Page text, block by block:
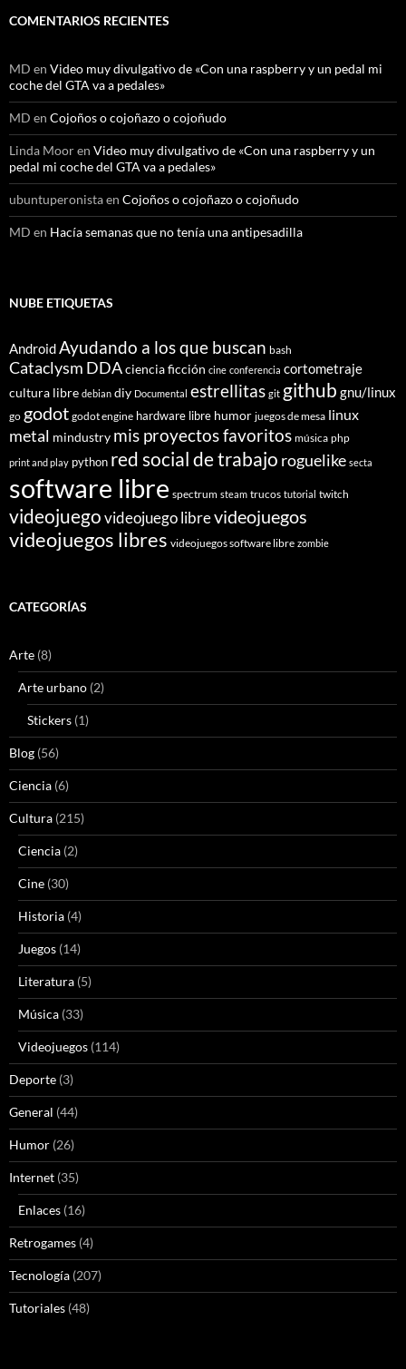
COMENTARIOS RECIENTES
MD en Video muy divulgativo de «Con una raspberry y un pedal mi
coche del GTA va a pedales»
MD en Cojoños o cojoñazo o cojoñudo
Linda Mooren Video muy divulgativo de «Con una raspberry y un
pedal mi coche del GTA va a pedales»
ubuntuperonistaen Cojoños o cojoñazo o cojoñudo
MD en Hacía semanas que no tenía una antipesadilla
NUBE ETIQUETAS
AndroidAyudando a los que buscan bash
Cataclysm DDAciencia ficción cine conferencia cortometraje
cultura libre debian diy Documental estrellitas git github gnu/linux
go godot godot engine hardware libre humor juegos de mesa linux
metal mindustry mis proyectos favoritos música php
print and play python red social de trabajo roguelike secta
software libre spectrum steam trucos tutorial twitch
videojuegovideojuego librevideojuegos
videojuegos libres videojuegos software libre zombie
CATEGORÍAS
Arte (8)
Arte urbano (2)
Stickers (1)
Blog (56)
Ciencia (6)
Cultura (215)
Ciencia (2)
Cine (30)
Historia (4)
Juegos (14)
Literatura (5)
Música (33)
Videojuegos (114)
Deporte (3)
General (44)
Humor (26)
Internet (35)
Enlaces (16)
Retrogames (4)
Tecnología (207)
Tutoriales (48)